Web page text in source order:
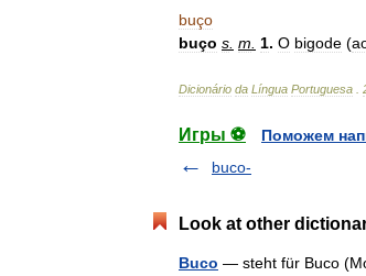
buço
buço s m 1. O bigode (
Dicionário da Língua Portuguesa
Игры ⚽
Поможем
buco-
Look at other
Buco — steht für Buco